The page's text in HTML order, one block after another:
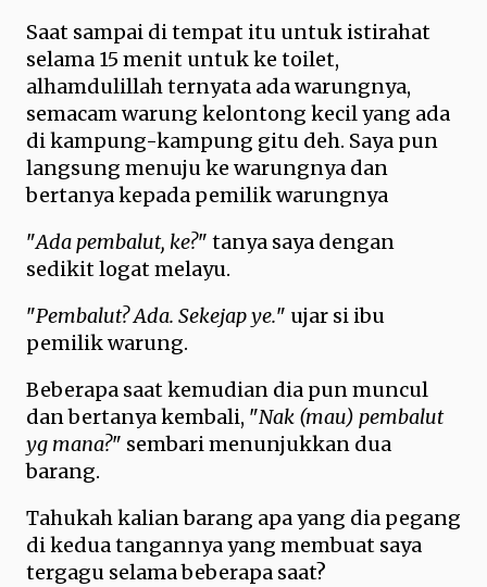
Saat sampai di tempat itu untuk istirahat
selama 15 menit untuk ke toilet,
alhamdulillah ternyata ada warungnya,
semacam warung kelontong kecil yang ada
di kampung-kampung gitu deh. Saya pun
langsung menuju ke warungnya dan
bertanya kepada pemilik warungnya
"Ada pembalut, ke?" tanya saya dengan
sedikit logat melayu.
"Pembalut? Ada. Sekejap ye." ujar si ibu
pemilik warung.
Beberapa saat kemudian dia pun muncul
dan bertanya kembali, "Nak (mau) pembalut
yg mana?" sembari menunjukkan dua
barang.
Tahukah kalian barang apa yang dia pegang
di kedua tangannya yang membuat saya
tergagu selama beberapa saat?